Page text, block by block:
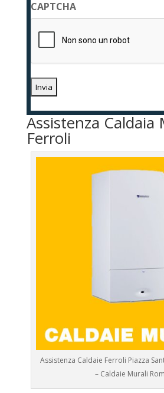
*
CAPTCHA
Assistenza Caldaia
Ferroli
Assistenza Caldaie Ferroli Piazza
– Caldaie Murali